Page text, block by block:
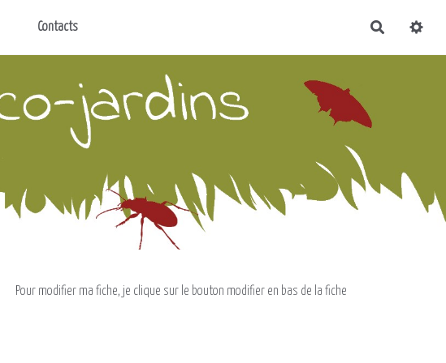
Contacts
Pour modifier ma fiche, je clique sur le bouton modifier en bas de la fiche